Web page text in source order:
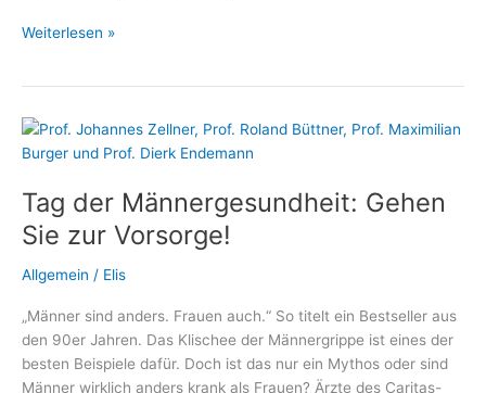
Mit
Syndrom
trotzen
Weiterlesen »
Tag der Männergesundheit: Gehen
Sie zur Vorsorge!
Allgemein / Elis
„Männer sind anders. Frauen auch.“ So titelt ein Bestseller aus
den 90er Jahren. Das Klischee der Männergrippe ist eines der
besten Beispiele dafür. Doch ist das nur ein Mythos oder sind
Männer wirklich anders krank als Frauen? Ärzte des Caritas-